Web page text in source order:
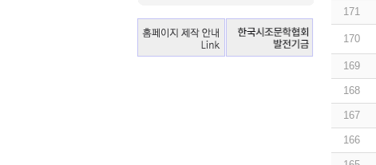
171
170
169
168
167
166